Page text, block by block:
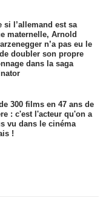
si l’allemand est sa
maternelle, Arnold
n’a pas eu le
doubler son propre
dans la saga
300 films en 47 ans de
: c'est l'acteur qu'on a
vu dans le cinéma
!